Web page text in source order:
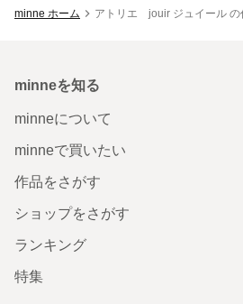
minne ホーム アトリエ jouir ジュイール の
minneを知る
minneについて
minneで買いたい
作品をさがす
ショップをさがす
ランキング
特集